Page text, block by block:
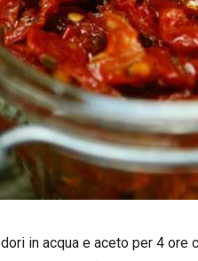
in acqua e aceto per 4 ore